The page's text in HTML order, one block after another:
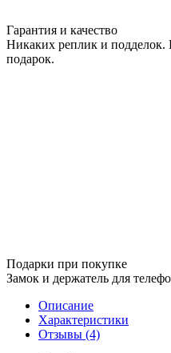
Гарантия и качество
Никаких реплик и подделок.
подарок.
Подарки при покупке
Замок и держатель для
Описание
Характеристики
Отзывы (4)